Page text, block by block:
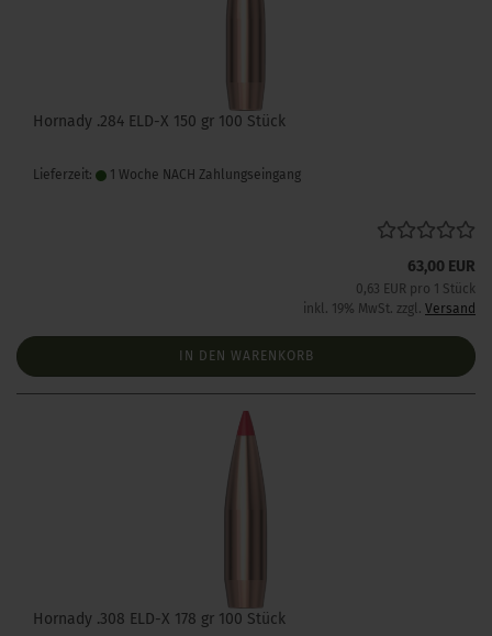
Hornady .284 ELD-X 150 gr 100 Stück
Lieferzeit: 1 Woche NACH Zahlungseingang
63,00 EUR
0,63 EUR pro 1 Stück
inkl. 19% MwSt. zzgl. Versand
IN DEN WARENKORB
Hornady .308 ELD-X 178 gr 100 Stück